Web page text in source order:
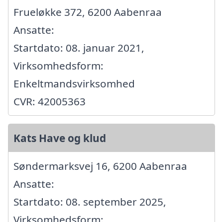
Frueløkke 372, 6200 Aabenraa
Ansatte:
Startdato: 08. januar 2021,
Virksomhedsform:
Enkeltmandsvirksomhed
CVR: 42005363
Kats Have og klud
Søndermarksvej 16, 6200 Aabenraa
Ansatte:
Startdato: 08. september 2025,